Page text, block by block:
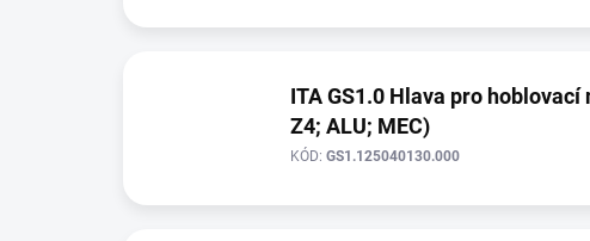
ITA GS1.0 Hlava pro hoblovací
Z4; ALU; MEC)
KÓD: GS1.125040130.000